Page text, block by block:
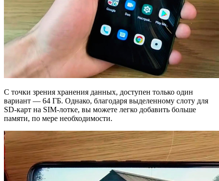
С точки зрения хранения данных, доступен только один
вариант — 64 ГБ. Однако, благодаря выделенному слоту для
SD-карт на SIM-лотке, вы можете легко добавить больше
памяти, по мере необходимости.